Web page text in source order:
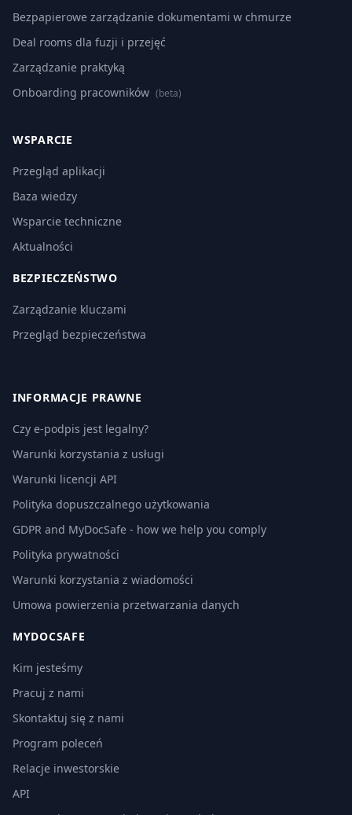
Bezpapierowe zarządzanie dokumentami w chmurze
Deal rooms dla fuzji i przejęć
Zarządzanie praktyką
Onboarding pracowników (beta)
WSPARCIE
Przegląd aplikacji
Baza wiedzy
Wsparcie techniczne
Aktualności
BEZPIECZEŃSTWO
Zarządzanie kluczami
Przegląd bezpieczeństwa
INFORMACJE PRAWNE
Czy e-podpis jest legalny?
Warunki korzystania z usługi
Warunki licencji API
Polityka dopuszczalnego użytkowania
GDPR and MyDocSafe - how we help you comply
Polityka prywatności
Warunki korzystania z wiadomości
Umowa powierzenia przetwarzania danych
MYDOCSAFE
Kim jesteśmy
Pracuj z nami
Skontaktuj się z nami
Program poleceń
Relacje inwestorskie
API